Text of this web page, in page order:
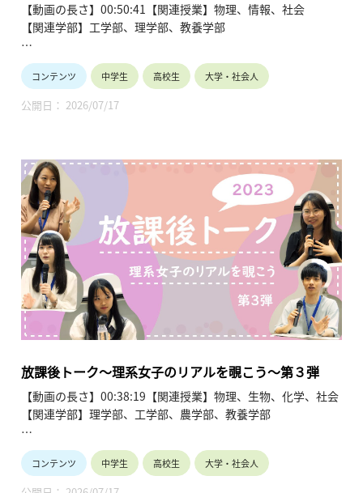
【動画の長さ】00:50:41【関連授業】物理、情報、社会
【関連学部】工学部、理学部、教養学部
講師：田中麻琴、大田雅啓、王菡琳、横田莉子、石田夏子
東京大学の現役学生、大学院生、社会人、研究者が登壇し、理
系進学を検討する中高生へ向けて「理系のリアル」を語る座談
んだ例が紹介され、東大特有の進学選択制度（進振り）を活用
して入学後に専門を決める柔軟なキャリア形成が示されていま
す。女子比率が低い環境についても、当初の不安に反して性別
による差別はなく、大学側のハラスメント対策も充実している
実態が語られています。大学生活では、一見忙しい理系学生も
サークルや教育系のアルバイトを両立させ、大学院生になると
自分の裁量で研究時間を調整できる自由度の高さが強調されて
います。また、海外留学を通じた「言語以上に大切なコミュニ
ケーションの本質」や、ダブルメジャー等の多様な学びの可能
性、さらに博士課程進学時の経済的支援制度（学振等）につい
ることの重要性を伝える、進路選択の不安を解消する内容とな
っています。
コンテンツ 中学生 高校生 大学・社会人
公開日： 2026/07/17
放課後トーク～理系女子のリアルを覗こう～第３弾
【動画の長さ】00:38:19【関連授業】物理、生物、化学、社会
【関連学部】理学部、工学部、農学部、教養学部
講師：中澤紀香、納富裕典、榎原茉央、戴知微、石田夏子
現役の東京大学学生や研究者が、理系進学を志す中高生に向け
コンテンツ 中学生 高校生 大学・社会人